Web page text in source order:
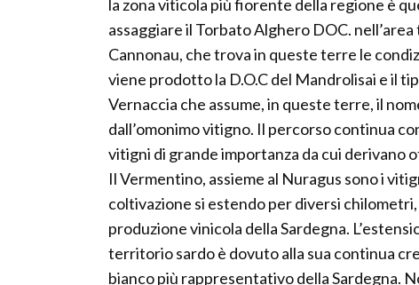
la zona viticola più fiorente della regione è
assaggiare il Torbato Alghero DOC.
Cannonau, che trova in queste terre le
viene prodotto la D.O.C del Mandrolisai e il
Vernaccia che assume, in queste terre, il
dall’omonimo vitigno. Il percorso continua
vitigni di grande importanza da cui derivano
Il Vermentino, assieme al Nuragus sono i
coltivazione si estendo per diversi
produzione vinicola della Sardegna.
territorio sardo è dovuto alla sua continua
bianco più rappresentativo della Sardegna.